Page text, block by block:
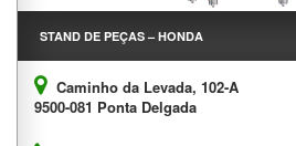
STAND DE PEÇAS – HONDA
Caminho da Levada, 102-A
9500-081 Ponta Delgada